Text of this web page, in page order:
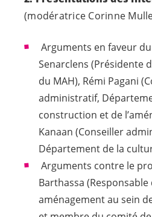
(modératrice Corinne
Arguments en faveur
Senarclens (Présidente
du MAH), Rémi Pagani
administratif,
construction et de
Kanaan (Conseiller
Département de la
Arguments contre le
Barthassa
aménagement au sein